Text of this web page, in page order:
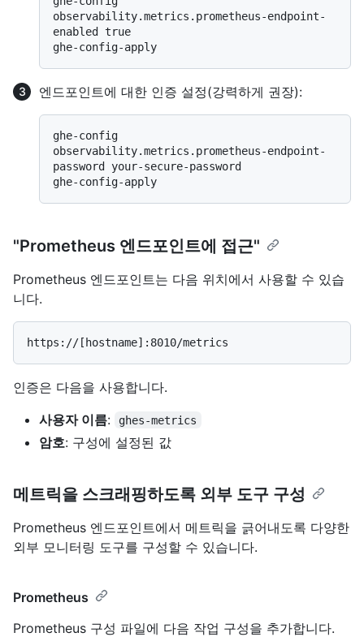
observability.metrics.prometheus-endpoint-
enabled true
엔드포인트에 대한 인증 설정(강력하게 권장):
ghe-config
observability.metrics.prometheus-endpoint-
password your-secure-password
"Prometheus 엔드포인트에 접근"
Prometheus 엔드포인트는 다음 위치에서 사용할 수 있습
니다.
인증은 다음을 사용합니다.
사용자 이름: ghes-metrics
암호: 구성에 설정된 값
메트릭을 스크래핑하도록 외부 도구 구성
Prometheus 엔드포인트에서 메트릭을 긁어내도록 다양한
외부 모니터링 도구를 구성할 수 있습니다.
Prometheus
Prometheus 구성 파일에 다음 작업 구성을 추가합니다.